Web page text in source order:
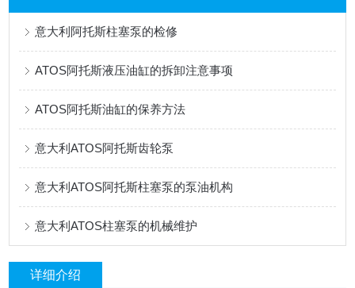
意大利阿托斯柱塞泵的检修
ATOS阿托斯液压油缸的拆卸注意事项
ATOS阿托斯油缸的保养方法
意大利ATOS阿托斯齿轮泵
意大利ATOS阿托斯柱塞泵的泵油机构
意大利ATOS柱塞泵的机械维护
详细介绍